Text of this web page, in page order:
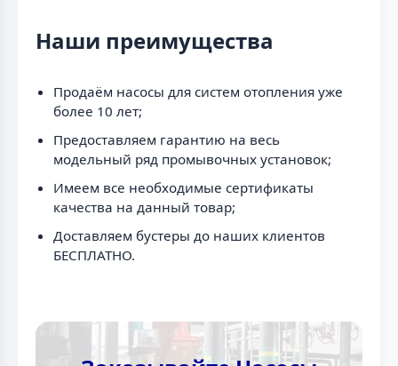
Наши преимущества
Продаём насосы для систем отопления уже
более 10 лет;
Предоставляем гарантию на весь
модельный ряд промывочных установок;
Имеем все необходимые сертификаты
качества на данный товар;
Доставляем бустеры до наших клиентов
БЕСПЛАТНО.